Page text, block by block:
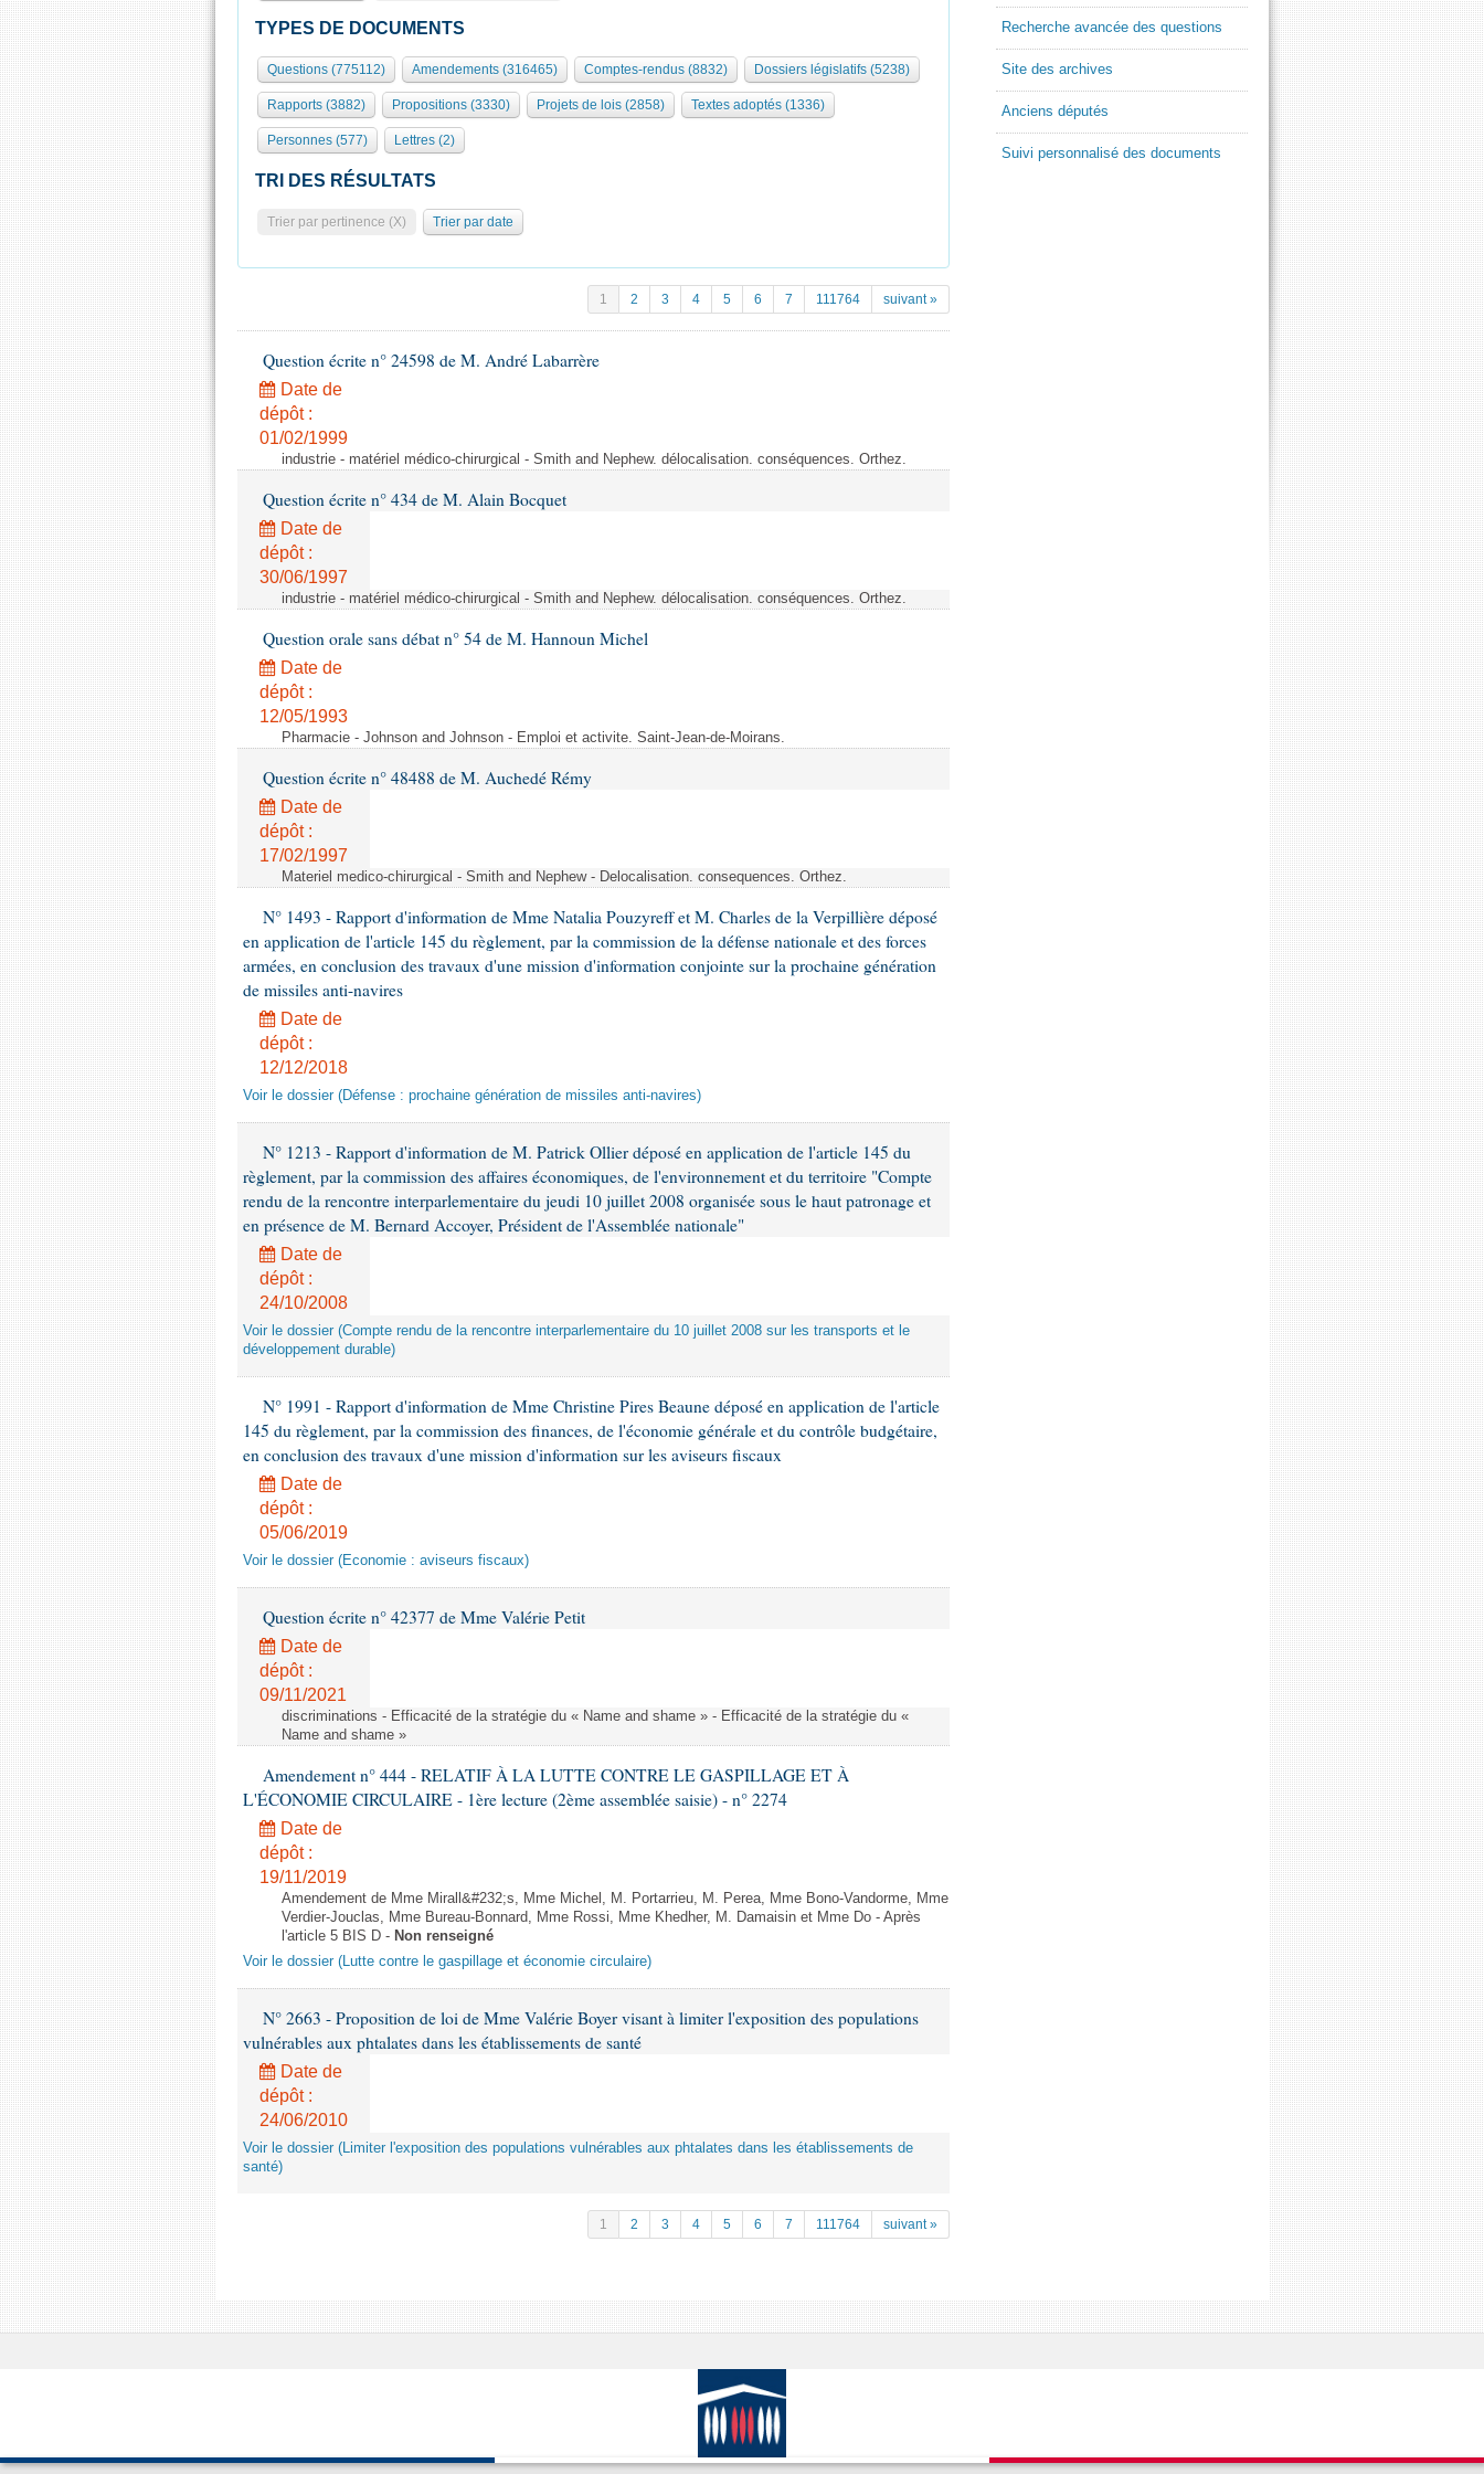
TYPES DE DOCUMENTS
Questions (775112) Amendements (316465) Comptes-rendus (8832) Dossiers législatifs (5238)
Rapports (3882) Propositions (3330) Projets de lois (2858) Textes adoptés (1336)
Personnes (577) Lettres (2)
TRI DES RÉSULTATS
Trier par pertinence (X) Trier par date
1 2 3 4 5 6 7 111764 suivant »
Question écrite n° 24598 de M. André Labarrère
Date de
dépôt :
01/02/1999
industrie - matériel médico-chirurgical - Smith and Nephew. délocalisation. conséquences. Orthez.
Question écrite n° 434 de M. Alain Bocquet
Date de
dépôt :
30/06/1997
industrie - matériel médico-chirurgical - Smith and Nephew. délocalisation. conséquences. Orthez.
Question orale sans débat n° 54 de M. Hannoun Michel
Date de
dépôt :
12/05/1993
Pharmacie - Johnson and Johnson - Emploi et activite. Saint-Jean-de-Moirans.
Question écrite n° 48488 de M. Auchedé Rémy
Date de
dépôt :
17/02/1997
Materiel medico-chirurgical - Smith and Nephew - Delocalisation. consequences. Orthez.
N° 1493 - Rapport d'information de Mme Natalia Pouzyreff et M. Charles de la Verpillière déposé
en application de l'article 145 du règlement, par la commission de la défense nationale et des forces
armées, en conclusion des travaux d'une mission d'information conjointe sur la prochaine génération
de missiles anti-navires
Date de
dépôt :
12/12/2018
Voir le dossier (Défense : prochaine génération de missiles anti-navires)
N° 1213 - Rapport d'information de M. Patrick Ollier déposé en application de l'article 145 du
règlement, par la commission des affaires économiques, de l'environnement et du territoire "Compte
rendu de la rencontre interparlementaire du jeudi 10 juillet 2008 organisée sous le haut patronage et
en présence de M. Bernard Accoyer, Président de l'Assemblée nationale"
Date de
dépôt :
24/10/2008
Voir le dossier (Compte rendu de la rencontre interparlementaire du 10 juillet 2008 sur les transports et le
développement durable)
N° 1991 - Rapport d'information de Mme Christine Pires Beaune déposé en application de l'article
145 du règlement, par la commission des finances, de l'économie générale et du contrôle budgétaire,
en conclusion des travaux d'une mission d'information sur les aviseurs fiscaux
Date de
dépôt :
05/06/2019
Voir le dossier (Economie : aviseurs fiscaux)
Question écrite n° 42377 de Mme Valérie Petit
Date de
dépôt :
09/11/2021
discriminations - Efficacité de la stratégie du « Name and shame » - Efficacité de la stratégie du «
Name and shame »
Amendement n° 444 - RELATIF À LA LUTTE CONTRE LE GASPILLAGE ET À
L'ÉCONOMIE CIRCULAIRE - 1ère lecture (2ème assemblée saisie) - n° 2274
Date de
dépôt :
19/11/2019
Amendement de Mme Mirall&#232;s, Mme Michel, M. Portarrieu, M. Perea, Mme Bono-Vandorme, Mme
Verdier-Jouclas, Mme Bureau-Bonnard, Mme Rossi, Mme Khedher, M. Damaisin et Mme Do - Après
l'article 5 BIS D - Non renseigné
Voir le dossier (Lutte contre le gaspillage et économie circulaire)
N° 2663 - Proposition de loi de Mme Valérie Boyer visant à limiter l'exposition des populations
vulnérables aux phtalates dans les établissements de santé
Date de
dépôt :
24/06/2010
Voir le dossier (Limiter l'exposition des populations vulnérables aux phtalates dans les établissements de
santé)
1 2 3 4 5 6 7 111764 suivant »
Recherche avancée des questions
Site des archives
Anciens députés
Suivi personnalisé des documents